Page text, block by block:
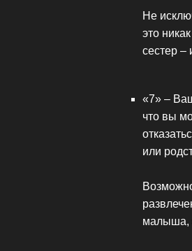
Не
это
сестер –
«7» –
что вы
или
малыша,